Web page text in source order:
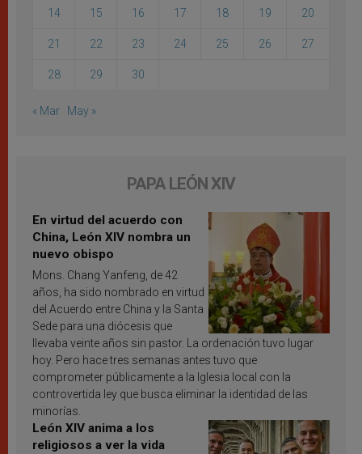
14 15 16 17 18 19 20
21 22 23 24 25 26 27
28 29 30
« Mar May »
PAPA LEÓN XIV
En virtud del acuerdo con
China, León XIV nombra un
nuevo obispo
Mons. Chang Yanfeng, de 42
años, ha sido nombrado en virtud
del Acuerdo entre China y la Santa
Sede para una diócesis que
llevaba veinte años sin pastor. La ordenación tuvo lugar
hoy. Pero hace tres semanas antes tuvo que
comprometer públicamente a la Iglesia local con la
controvertida ley que busca eliminar la identidad de las
minorías.
León XIV anima a los
religiosos a ver la vida